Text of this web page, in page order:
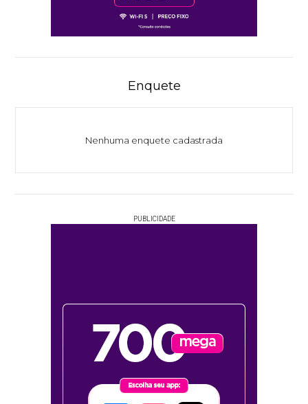
Enquete
Nenhuma enquete cadastrada
PUBLICIDADE